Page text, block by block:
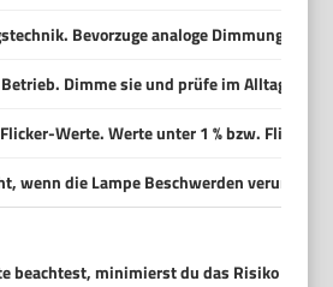
. Bevorzuge analoge Dimmung oder
. Dimme sie und prüfe im Alltag oder
Werte. Werte unter 1 % bzw.
, wenn die Lampe Beschwerden
beachtest, minimierst du das Risiko